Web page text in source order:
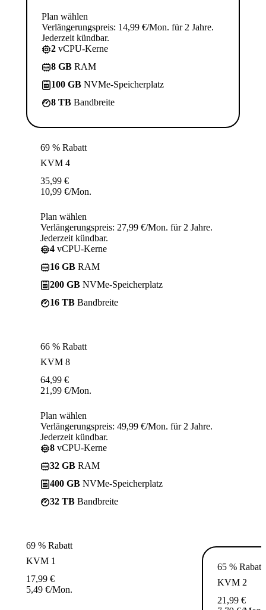
Plan wählen
Verlängerungspreis: 14,99 €/Mon. für 2 Jahre.
Jederzeit kündbar.
2 vCPU-Kerne
8 GB RAM
100 GB NVMe-Speicherplatz
8 TB Bandbreite
69 % Rabatt
KVM 4
35,99 €
10,99 €/Mon.
Plan wählen
Verlängerungspreis: 27,99 €/Mon. für 2 Jahre.
Jederzeit kündbar.
4 vCPU-Kerne
16 GB RAM
200 GB NVMe-Speicherplatz
16 TB Bandbreite
66 % Rabatt
KVM 8
64,99 €
21,99 €/Mon.
Plan wählen
Verlängerungspreis: 49,99 €/Mon. für 2 Jahre.
Jederzeit kündbar.
8 vCPU-Kerne
32 GB RAM
400 GB NVMe-Speicherplatz
32 TB Bandbreite
69 % Rabatt
KVM 1
17,99 €
5,49 €/Mon.
65 % Rabatt
KVM 2
21,99 €